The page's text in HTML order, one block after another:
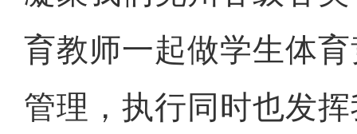
育教师一起做学生体
管理，执行同时也发